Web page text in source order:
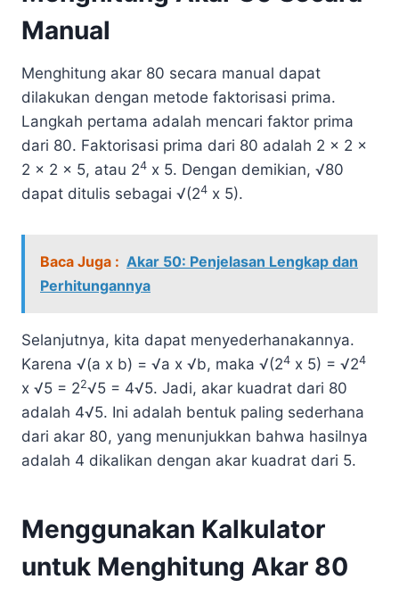
Manual
Menghitung akar 80 secara manual dapat
dilakukan dengan metode faktorisasi prima.
Langkah pertama adalah mencari faktor prima
dari 80. Faktorisasi prima dari 80 adalah 2 x 2 x
2 x 2 x 5, atau 24 x 5. Dengan demikian, √80
dapat ditulis sebagai √(24 x 5).
Baca Juga : Akar 50: Penjelasan Lengkap dan
Perhitungannya
Selanjutnya, kita dapat menyederhanakannya.
Karena √(a x b) = √a x √b, maka √(24 x 5) = √24
x √5 = 22√5 = 4√5. Jadi, akar kuadrat dari 80
adalah 4√5. Ini adalah bentuk paling sederhana
dari akar 80, yang menunjukkan bahwa hasilnya
adalah 4 dikalikan dengan akar kuadrat dari 5.
Menggunakan Kalkulator
untuk Menghitung Akar 80